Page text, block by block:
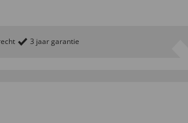
3 jaar garantie